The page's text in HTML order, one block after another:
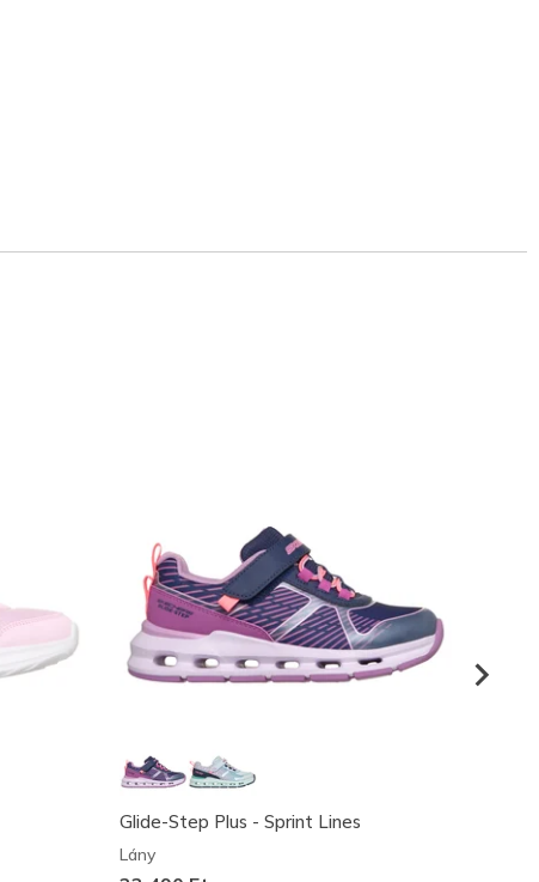
Glide-Step Plus - Sprint Lines
Lány